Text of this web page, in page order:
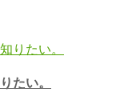
たい。